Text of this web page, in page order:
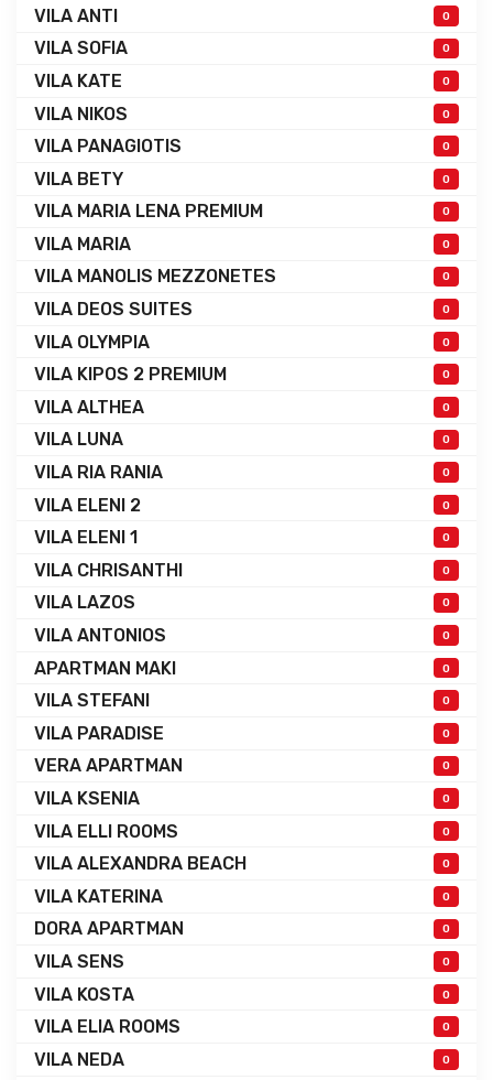
VILA ANTI 0
VILA SOFIA 0
VILA KATE 0
VILA NIKOS 0
VILA PANAGIOTIS 0
VILA BETY 0
VILA MARIA LENA PREMIUM 0
VILA MARIA 0
VILA MANOLIS MEZZONETES 0
VILA DEOS SUITES 0
VILA OLYMPIA 0
VILA KIPOS 2 PREMIUM 0
VILA ALTHEA 0
VILA LUNA 0
VILA RIA RANIA 0
VILA ELENI 2 0
VILA ELENI 1 0
VILA CHRISANTHI 0
VILA LAZOS 0
VILA ANTONIOS 0
APARTMAN MAKI 0
VILA STEFANI 0
VILA PARADISE 0
VERA APARTMAN 0
VILA KSENIA 0
VILA ELLI ROOMS 0
VILA ALEXANDRA BEACH 0
VILA KATERINA 0
DORA APARTMAN 0
VILA SENS 0
VILA KOSTA 0
VILA ELIA ROOMS 0
VILA NEDA 0